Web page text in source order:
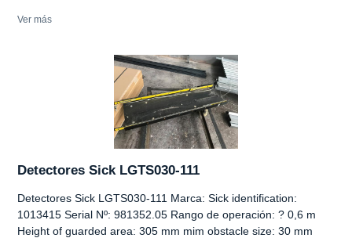
Ver más
Detectores Sick LGTS030-111
Detectores Sick LGTS030-111 Marca: Sick identification:
1013415 Serial Nº: 981352.05 Rango de operación: ? 0,6 m
Height of guarded area: 305 mm mim obstacle size: 30 mm